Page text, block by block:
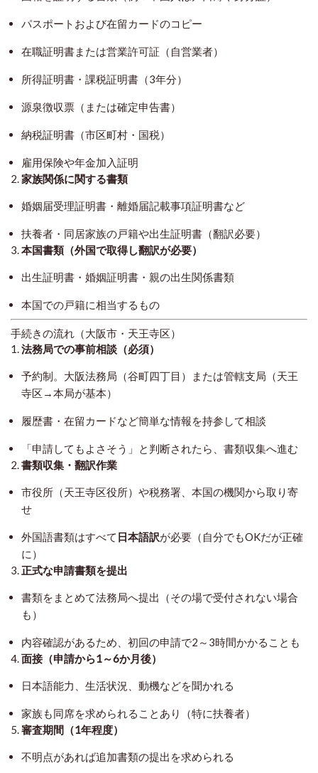
パスポートおよび在留カードのコピー
在職証明書または営業許可証（自営業者）
所得証明書・課税証明書（3年分）
源泉徴収票（または確定申告書）
納税証明書（市区町村・国税）
雇用保険や年金加入証明
2.家族関係に関する書類
婚姻届受理証明書・離婚届記載事項証明書など
扶養者・同居家族の戸籍や出生証明書（翻訳必要）
3.本国書類（外国で取得し翻訳が必要）
出生証明書・婚姻証明書・親の出生関係書類
本国での戸籍に相当するもの
手続きの流れ（大阪市・天王寺区）
1.法務局での事前相談（必須）
予約制。大阪法務局（谷町四丁目）または管轄支局（天王
寺区→本局が基本）
履歴書・在留カードなど簡単な情報を持参して相談
「申請してもよさそう」と判断されたら、書類収集へ進む
2.書類収集・翻訳作業
市役所（天王寺区役所）や税務署、本国の機関から取り寄
せ
外国語書類はすべて 日本語訳が必要（自分でもOKだが正確
に）
3.正式な申請書類を提出
書類をまとめて法務局へ提出（その場で受付されない場合
も）
内容確認があるため、初回の申請で2～3時間かかることも
4.面接（申請から1～6か月後）
日本語能力、生活状況、動機などを聞かれる
家族も同席を求められることあり（特に扶養者）
5.審査期間（1年程度）
不明点があれば追加書類の提出を求められる